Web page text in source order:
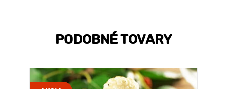
PODOBNÉ TOVARY